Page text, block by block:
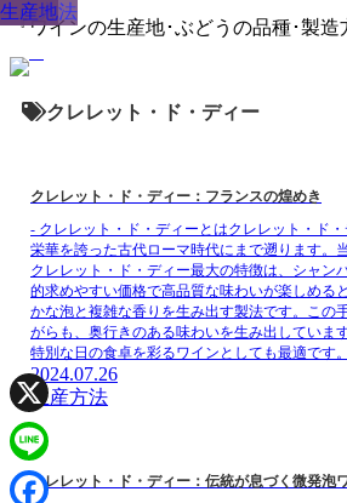
『ワインの生産地･ぶどうの品種･製
クレレット・ド・ディー
生産方法
クレレット・ド・ディー：フランスの煌めき
- クレレット・ド・ディーとはクレレット・ド
栄華を誇った古代ローマ時代にまで遡ります。
クレレット・ド・ディー最大の特徴は、シャン
的求めやすい価格で高品質な味わいが楽しめる
かな泡と複雑な香りを生み出す製法です。この
がらも、奥行きのある味わいを生み出していま
特別な日の食卓を彩るワインとしても最適です。
2024.07.26
生産方法
生産地
クレレット・ド・ディー：伝統が息づく微発泡
X
Line